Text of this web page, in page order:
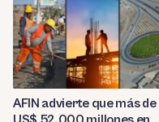
AFIN advierte que más de